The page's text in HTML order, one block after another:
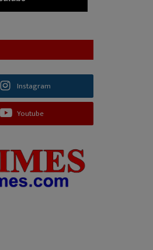
Instagram
Youtube